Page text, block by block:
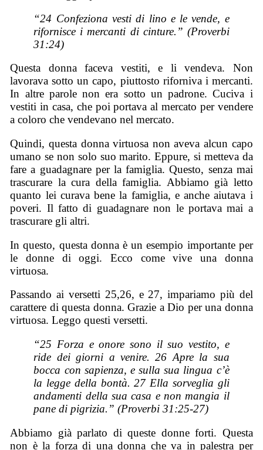
“24 Confeziona vesti di lino e le vende, e
rifornisce i mercanti di cinture.” (Proverbi
31:24)
Questa donna faceva vestiti, e li vendeva. Non
lavorava sotto un capo, piuttosto riforniva i mercanti.
In altre parole non era sotto un padrone. Cuciva i
vestiti in casa, che poi portava al mercato per vendere
a coloro che vendevano nel mercato.
Quindi, questa donna virtuosa non aveva alcun capo
umano se non solo suo marito. Eppure, si metteva da
fare a guadagnare per la famiglia. Questo, senza mai
trascurare la cura della famiglia. Abbiamo già letto
quanto lei curava bene la famiglia, e anche aiutava i
poveri. Il fatto di guadagnare non le portava mai a
trascurare gli altri.
In questo, questa donna è un esempio importante per
le donne di oggi. Ecco come vive una donna
virtuosa.
Passando ai versetti 25,26, e 27, impariamo più del
carattere di questa donna. Grazie a Dio per una donna
virtuosa. Leggo questi versetti.
“25 Forza e onore sono il suo vestito, e
ride dei giorni a venire. 26 Apre la sua
bocca con sapienza, e sulla sua lingua c’è
la legge della bontà. 27 Ella sorveglia gli
andamenti della sua casa e non mangia il
pane di pigrizia.” (Proverbi 31:25-27)
Abbiamo già parlato di queste donne forti. Questa
non è la forza di una donna che va in palestra per